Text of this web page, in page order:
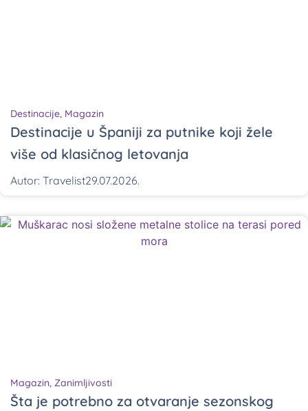
Destinacije, Magazin
Destinacije u Španiji za putnike koji žele
više od klasičnog letovanja
Autor: Travelist29.07.2026.
Magazin, Zanimljivosti
Šta je potrebno za otvaranje sezonskog